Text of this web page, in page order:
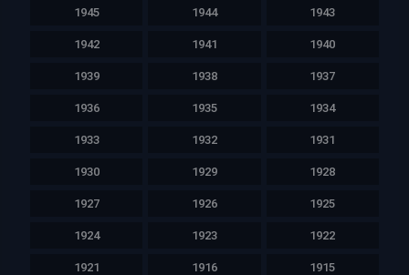
1945 1944 1943
1942 1941 1940
1939 1938 1937
1936 1935 1934
1933 1932 1931
1930 1929 1928
1927 1926 1925
1924 1923 1922
1921 1916 1915